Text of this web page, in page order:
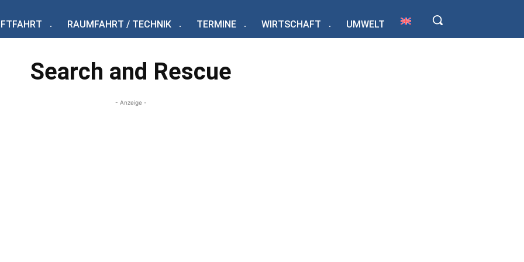
RAUMFAHRT / TECHNIK TERMINE WIRTSCHAFT UMWELT
Search and Rescue
- Anzeige -